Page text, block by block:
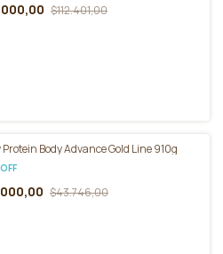
$112.401,00
Body Advance Gold Line 910g
OFF
$43.746,00